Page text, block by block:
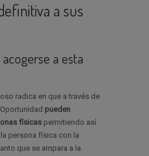
a sus
a esta
radica en que a través de
pueden
físicas permitiendo así
persona física con la
que se ampara a la